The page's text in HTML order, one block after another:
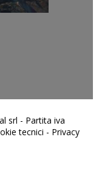
srl - Partita iva
tecnici - Privacy